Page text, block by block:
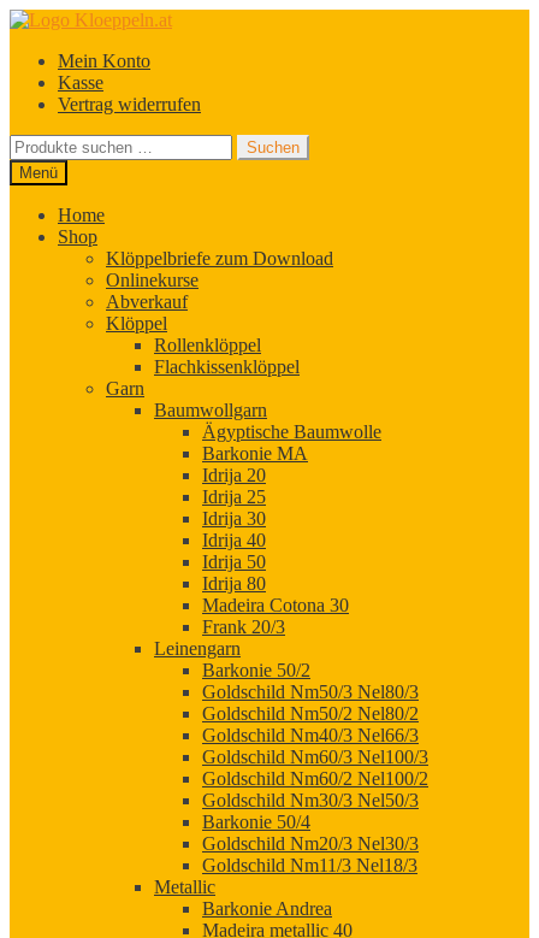
Zur
springen
Zum
springenMein Konto
Kasse
Vertrag widerrufen
Suchen
nach:
Suchen
Menü
Home
Shop
Klöppelbriefe zum Download
Onlinekurse
Abverkauf
Klöppel
Rollenklöppel
Flachkissenklöppel
Garn
Baumwollgarn
Ägyptische Baumwolle
Barkonie MA
Idrija 20
Idrija 25
Idrija 30
Idrija 40
Idrija 50
Idrija 80
Madeira Cotona 30
Frank 20/3
Leinengarn
Barkonie 50/2
Goldschild Nm50/3 Nel80/3
Goldschild Nm50/2 Nel80/2
Goldschild Nm40/3 Nel66/3
Goldschild Nm60/3 Nel100/3
Goldschild Nm60/2 Nel100/2
Goldschild Nm30/3 Nel50/3
Barkonie 50/4
Goldschild Nm20/3 Nel30/3
Goldschild Nm11/3 Nel18/3
Metallic
Barkonie Andrea
Madeira metallic 40